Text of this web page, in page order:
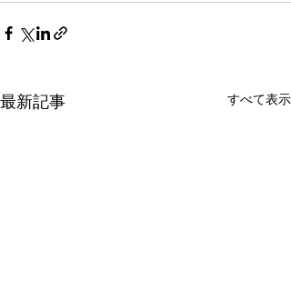
最新記事 すべて表示